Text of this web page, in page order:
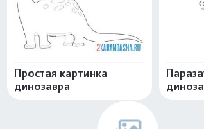
Простая картинка
динозавра